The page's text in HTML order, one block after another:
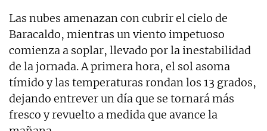
Las nubes amenazan con cubrir el cielo de
Baracaldo, mientras un viento impetuoso
comienza a soplar, llevado por la inestabilidad
de la jornada. A primera hora, el sol asoma
tímido y las temperaturas rondan los 13 grados,
dejando entrever un día que se tornará más
fresco y revuelto a medida que avance la